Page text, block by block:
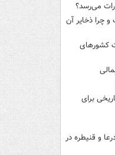
می‌رسد؟
چرا ذخایر آن
کشورهای
برای
و قنیطره در